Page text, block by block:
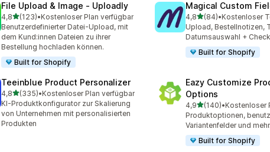
File Upload & Image ‑ Uploadly
4,8von 5 Sternen
(123)
123 Rezensionen insgesamt
•Kostenloser Plan verfügbar
Benutzerdefinierter Datei-Upload, mit
dem Kund:innen Dateien zu ihrer
Bestellung hochladen können.
Built for Shopify
Magical Custom
4,8von 5 Sternen
(84)
84 Rezensionen
•Kostenloser
Upload, Bestellnotizen,
Datumsauswahl +
Built for Shopify
Teeinblue Product Personalizer
4,8von 5 Sternen
(335)
335 Rezensionen insgesamt
•Kostenloser Plan verfügbar
KI-Produktkonfigurator zur Skalierung
von Unternehmen mit personalisierten
Produkten
Eazy Customize
Options
4,9von 5 Sternen
(140)
140 Rezensionen
•Kostenloser
Produktoptionen,
Variantenfelder und mehr.
Built for Shopify